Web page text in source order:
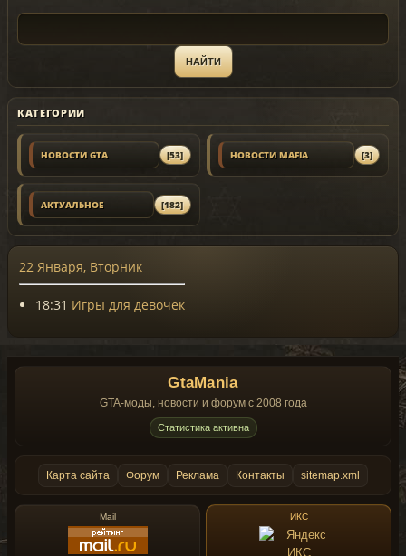
КАТЕГОРИИ
НОВОСТИ GTA [53] НОВОСТИ MAFIA [3]
АКТУАЛЬНОЕ [182]
22 Января, Вторник
18:31 Игры для девочек
GtaMania
GTA-моды, новости и форум с 2008 года
Статистика активна
Карта сайта Форум Реклама Контакты sitemap.xml
Mail ИКС